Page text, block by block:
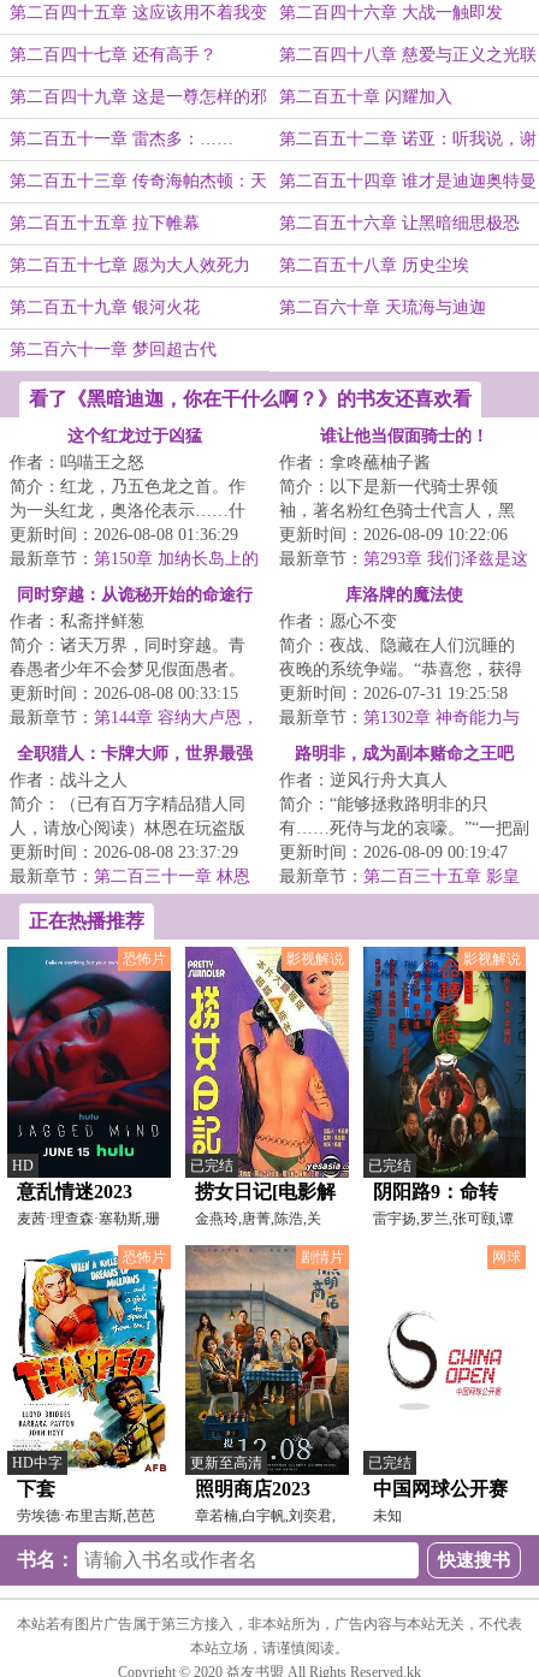
生如履薄冰 黑暗支配者，我还会回来的
第二百四十五章 这应该用不着我变
身吧
第二百四十六章 大战一触即发
第二百四十七章 还有高手？ 第二百四十八章 慈爱与正义之光联
手是宇宙究极的降临
第二百四十九章 这是一尊怎样的邪
神
第二百五十章 闪耀加入
第二百五十一章 雷杰多：…… 第二百五十二章 诺亚：听我说，谢
谢你
第二百五十三章 传奇海帕杰顿：天
塌了
第二百五十四章 谁才是迪迦奥特曼
第二百五十五章 拉下帷幕 第二百五十六章 让黑暗细思极恐
第二百五十七章 愿为大人效死力 第二百五十八章 历史尘埃
第二百五十九章 银河火花 第二百六十章 天琉海与迪迦
第二百六十一章 梦回超古代
看了《黑暗迪迦，你在干什么啊？》的书友还喜欢看
这个红龙过于凶猛
作者：呜喵王之怒
简介：红龙，乃五色龙之首。作
为一头红龙，奥洛伦表示……什
么人人平等的帝国？红龙就是要
征服一切！我将...
更新时间：2026-08-08 01:36:29
最新章节： 第150章 加纳长岛上的
金龙
谁让他当假面骑士的！
作者：拿咚蘸柚子酱
简介：以下是新一代骑士界领
袖，著名粉红色骑士代言人，黑
榜投票独断万古假面骑士帝骑先
生，于联邦最不受...
更新时间：2026-08-09 10:22:06
最新章节： 第293章 我们泽兹是这
样的，要机制有机制，要数值有
同时穿越：从诡秘开始的命途行
者
作者：私斋拌鲜葱
简介：诸天万界，同时穿越。青
春愚者少年不会梦见假面愚者。
当唯物主义天使看见神话生物。
现在登场的是史...
更新时间：2026-08-08 00:33:15
最新章节： 第144章 容纳大卢恩，
成为半神
库洛牌的魔法使
作者：愿心不变
简介：夜战、隐藏在人们沉睡的
夜晚的系统争端。“恭喜您，获得
SSS级能力。”系统的声音异常美
妙只是方然....
更新时间：2026-07-31 19:25:58
最新章节： 第1302章 神奇能力与
意料外的身影（下）
全职猎人：卡牌大师，世界最强
作者：战斗之人
简介：（已有百万字精品猎人同
人，请放心阅读）林恩在玩盗版
卡牌游戏时，穿越到全职猎人世
界。金手指与念...
更新时间：2026-08-08 23:37:29
最新章节： 第二百三十一章 林恩
是世界最强?众人的震惊！
路明非，成为副本赌命之王吧
作者：逆风行舟大真人
简介：“能够拯救路明非的只
有……死侍与龙的哀嚎。”“一把副
本十针药，风间琉璃养生传统派
罢了。”“不...
更新时间：2026-08-09 00:19:47
最新章节： 第二百三十五章 影皇
正在热播推荐
恐怖片
HD
意乱情迷2023
麦茜·理查森·塞勒斯,珊
农·沃德华德,Rosa
影视解说
已完结
捞女日记[电影解
说]
金燕玲,唐菁,陈浩,关
山,高远,沈殿霞,郑少秋
影视解说
已完结
阴阳路9：命转
乾坤[电影解说]
雷宇扬,罗兰,张可颐,谭
小环,姚乐怡,黎耀祥,
恐怖片
HD中字
下套
劳埃德·布里吉斯,芭芭
拉·佩顿,约翰·霍伊
剧情片
更新至高清
照明商店2023
章若楠,白宇帆,刘奕君,
黄澄澄,柳岩,张琪,孙
网球
已完结
中国网球公开赛
正赛单打第2、3
轮、女双第1轮
及男双1/4决赛
布云朝克特.诺里
0-2海利厄瓦拉.
帕滕20250928
未知
书名：
本站若有图片广告属于第三方接入，非本站所为，广告内容与本站无关，不代表
本站立场，请谨慎阅读。
Copyright © 2020 益友书盟 All Rights Reserved.kk